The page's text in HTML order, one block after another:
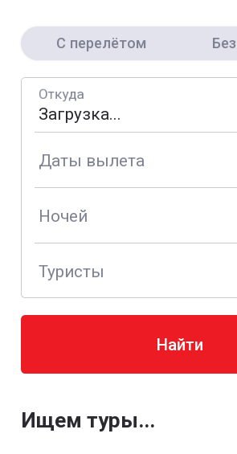
С перелётом
Откуда
Даты вылета
Ночей
Туристы
Найти
Ищем туры...